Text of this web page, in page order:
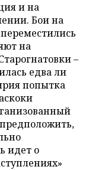
и на
Бои на
на
–
едва ли
попытка
идет о